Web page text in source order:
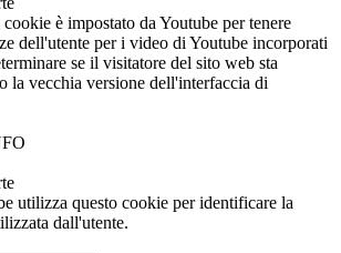
cookie è impostato da Youtube per tenere
dell'utente per i video di Youtube incorporati
se il visitatore del sito web sta
la vecchia versione dell'interfaccia di
utilizza questo cookie per identificare la
dall'utente.